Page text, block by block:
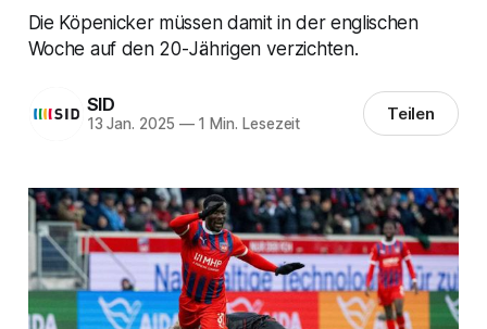
Die Köpenicker müssen damit in der englischen
Woche auf den 20-Jährigen verzichten.
SID
13 Jan. 2025 —1 Min. Lesezeit Teilen